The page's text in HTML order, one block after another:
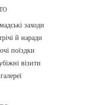
заходи
й наради
поїздки
візити